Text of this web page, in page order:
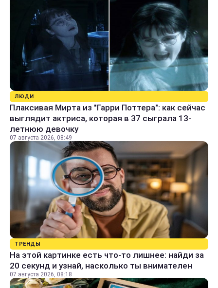
ЛЮДИ
Плаксивая Мирта из "Гарри Поттера": как сейчас
выглядит актриса, которая в 37 сыграла 13-
летнюю девочку
07 августа 2026, 08:49
ТРЕНДЫ
На этой картинке есть что-то лишнее: найди за
20 секунд и узнай, насколько ты внимателен
07 августа 2026, 08:18